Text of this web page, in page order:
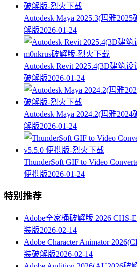
Autodesk Maya 2025.3(玛雅
解版2026-01-24
Autodesk Revit 2025.4(3D建筑
破解版2026-01-24
Autodesk Maya 2024.2(玛雅
解版2026-01-24
ThunderSoft GIF to Video
便携版2026-01-24
特别推荐
Adobe全家桶破解版 2026 CHS-
装版2026-02-14
Adobe Character Animator
装破解版2026-02-14